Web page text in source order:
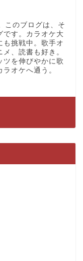
このブログは、そ
です。カラオケ大
も挑戦中。歌手オ
、読書も好き。
ツを伸びやかに歌
オケへ通う。